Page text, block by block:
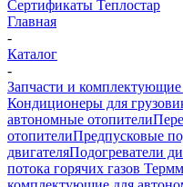
Сертификаты Теплостар
Главная
-
Каталог
-
Запчасти и
Кондиционеры для
автономные отопители
отопителиПредпусковые
двигателяПодогреватели
потока горячих газов